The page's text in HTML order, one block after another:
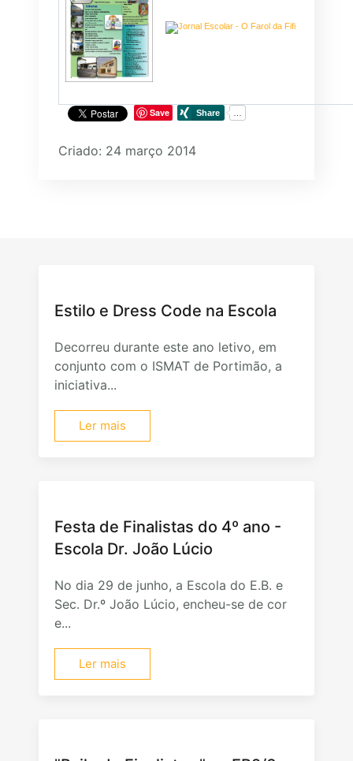
Save
Criado: 24 março 2014
Estilo e Dress Code na Escola
Decorreu durante este ano letivo, em
conjunto com o ISMAT de Portimão, a
iniciativa...
Ler mais
Festa de Finalistas do 4º ano -
Escola Dr. João Lúcio
No dia 29 de junho, a Escola do E.B. e
Sec. Dr.º João Lúcio, encheu-se de cor
e...
Ler mais